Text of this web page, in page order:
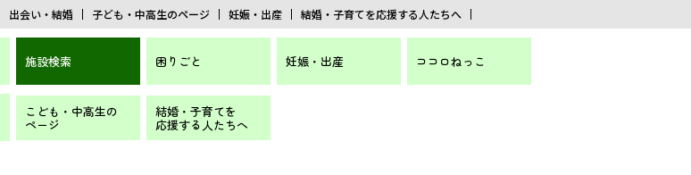
出会い・結婚 子ども・中高生のページ 妊娠・出産 結婚・子育てを応援する人たちへ
施設検索 困りごと 妊娠・出産 ココロねっこ
こども・中高生の
ページ
結婚・子育てを
応援する人たちへ